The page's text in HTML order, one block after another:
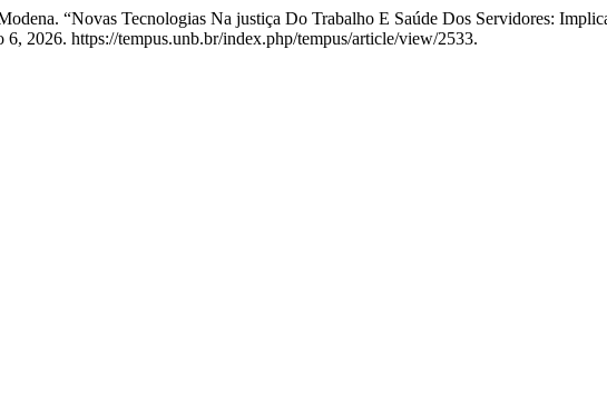
“Novas Tecnologias Na justiça Do Trabalho E Saúde Dos Servidores:
2026. https://tempus.unb.br/index.php/tempus/article/view/2533.